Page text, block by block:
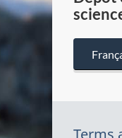
Terms